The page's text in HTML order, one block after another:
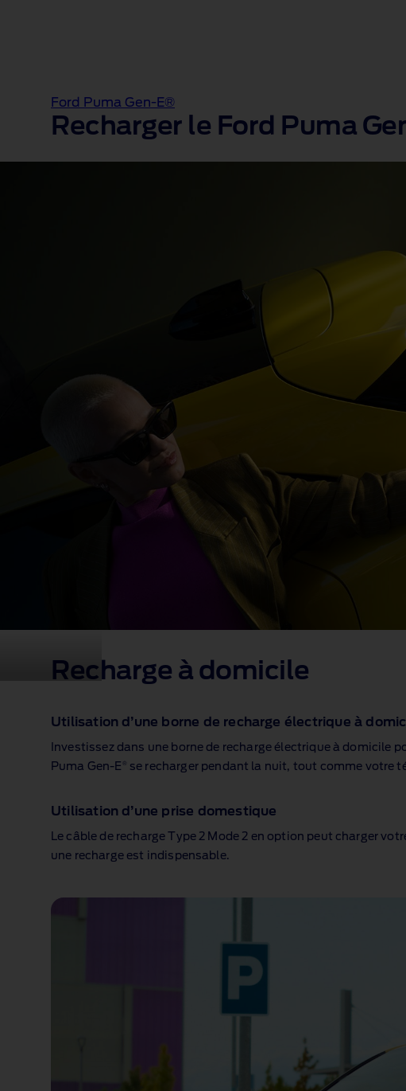
Ford Puma Gen-E®
Recharger le Ford Puma
Recharge à domicile
Utilisation d’une borne de recharge électrique à
Investissez dans une borne de recharge électrique à domicile
Puma Gen‑E
se recharger pendant la nuit, tout comme votre
Utilisation d’une prise domestique
Le câble de recharge Type 2 Mode 2 en option peut charger
une recharge est indispensable.